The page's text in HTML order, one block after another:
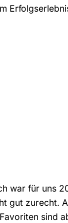
war für uns
gut zurecht.
sind